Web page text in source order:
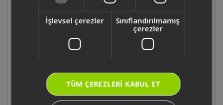
AR5134- Arzum Hairstar Neo Kurutma
Makinesi Cihaz pratik askı halkası ile nasıl
Makinesi Cihazın kablosu nasıl
saklanmalıdır?
İşlevsel çerezler
Sınıflandırılmamış
çerezler
TÜM ÇEREZLERI KABUL ET